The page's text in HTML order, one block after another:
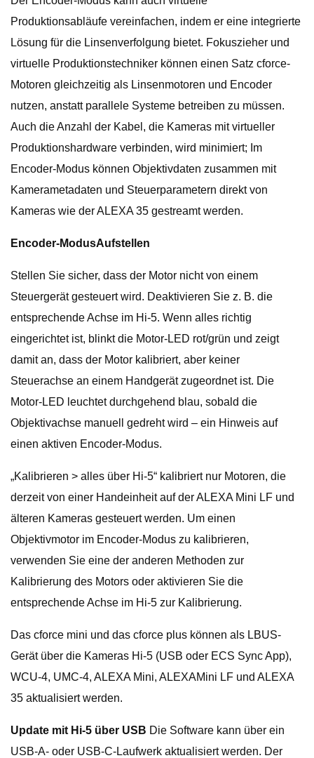
Produktionsabläufe vereinfachen, indem er eine integrierte
Lösung für die Linsenverfolgung bietet. Fokuszieher und
virtuelle Produktionstechniker können einen Satz cforce-
Motoren gleichzeitig als Linsenmotoren und Encoder
nutzen, anstatt parallele Systeme betreiben zu müssen.
Auch die Anzahl der Kabel, die Kameras mit virtueller
Produktionshardware verbinden, wird minimiert; Im
Encoder-Modus können Objektivdaten zusammen mit
Kamerametadaten und Steuerparametern direkt von
Kameras wie der ALEXA 35 gestreamt werden.
Encoder-ModusAufstellen
Stellen Sie sicher, dass der Motor nicht von einem
Steuergerät gesteuert wird. Deaktivieren Sie z. B. die
entsprechende Achse im Hi-5. Wenn alles richtig
eingerichtet ist, blinkt die Motor-LED rot/grün und zeigt
damit an, dass der Motor kalibriert, aber keiner
Steuerachse an einem Handgerät zugeordnet ist. Die
Motor-LED leuchtet durchgehend blau, sobald die
Objektivachse manuell gedreht wird – ein Hinweis auf
einen aktiven Encoder-Modus.
„Kalibrieren > alles über Hi-5“ kalibriert nur Motoren, die
derzeit von einer Handeinheit auf der ALEXA Mini LF und
älteren Kameras gesteuert werden. Um einen
Objektivmotor im Encoder-Modus zu kalibrieren,
verwenden Sie eine der anderen Methoden zur
Kalibrierung des Motors oder aktivieren Sie die
entsprechende Achse im Hi-5 zur Kalibrierung.
Das cforce mini und das cforce plus können als LBUS-
Gerät über die Kameras Hi-5 (USB oder ECS Sync App),
WCU-4, UMC-4, ALEXA Mini, ALEXAMini LF und ALEXA
35 aktualisiert werden.
Update mit Hi-5 über USB Die Software kann über ein
USB-A- oder USB-C-Laufwerk aktualisiert werden. Der